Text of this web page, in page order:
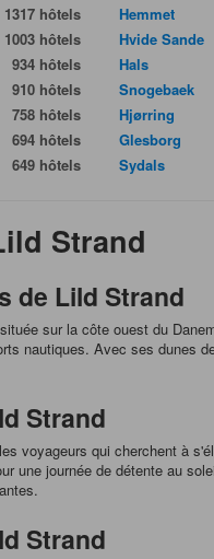
1317 hôtels
1003 hôtels
934 hôtels
910 hôtels
758 hôtels
694 hôtels
649 hôtels
Hemmet
Hvide Sande
Hals
Snogebaek
Hjørring
Glesborg
Sydals
Strand
de Lild Strand
sur la côte ouest du
nautiques. Avec ses dunes
Strand
voyageurs qui cherchent à
une journée de détente au
Strand